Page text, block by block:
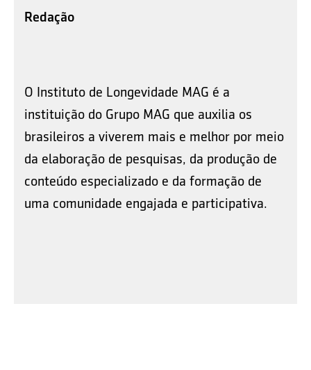
Redação
O Instituto de Longevidade MAG é a
instituição do Grupo MAG que auxilia os
brasileiros a viverem mais e melhor por meio
da elaboração de pesquisas, da produção de
conteúdo especializado e da formação de
uma comunidade engajada e participativa.